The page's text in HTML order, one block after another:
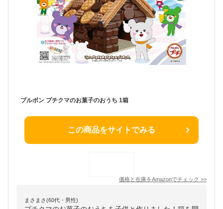
ブルボン プチクマのお菓子のおうち 1箱
この商品をサイトでみる
価格と在庫をAmazonでチェック >>
まさまさ(60代・男性)